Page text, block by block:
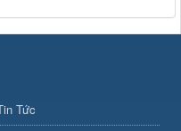
Tức